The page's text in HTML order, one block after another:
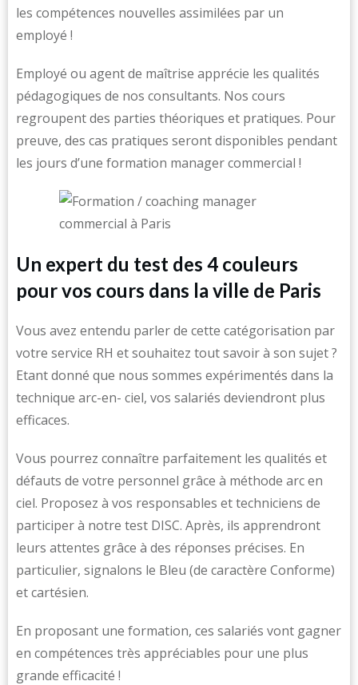
les compétences nouvelles assimilées par un
employé !
Employé ou agent de maîtrise apprécie les qualités
pédagogiques de nos consultants. Nos cours
regroupent des parties théoriques et pratiques. Pour
preuve, des cas pratiques seront disponibles pendant
les jours d’une formation manager commercial !
Un expert du test des 4 couleurs
pour vos cours dans la ville de Paris
Vous avez entendu parler de cette catégorisation par
votre service RH et souhaitez tout savoir à son sujet ?
Etant donné que nous sommes expérimentés dans la
technique arc-en- ciel, vos salariés deviendront plus
efficaces.
Vous pourrez connaître parfaitement les qualités et
défauts de votre personnel grâce à méthode arc en
ciel. Proposez à vos responsables et techniciens de
participer à notre test DISC. Après, ils apprendront
leurs attentes grâce à des réponses précises. En
particulier, signalons le Bleu (de caractère Conforme)
et cartésien.
En proposant une formation, ces salariés vont gagner
en compétences très appréciables pour une plus
grande efficacité !